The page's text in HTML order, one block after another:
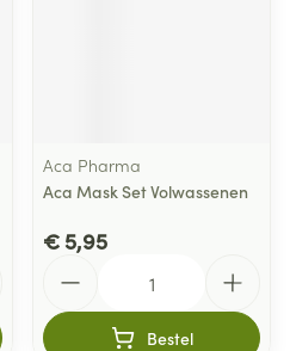
Aca Pharma
Aca Mask Set Volwassenen
€ 5,95
Bestel